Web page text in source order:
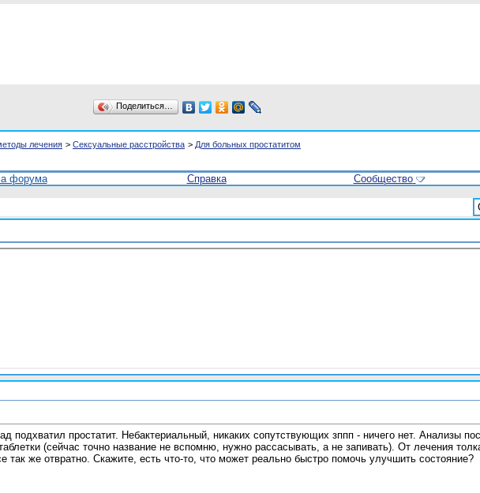
Поделиться…
лечения > Сексуальные расстройства > Для больных простатитом
форума Справка Сообщество
подхватил простатит. Небактериальный, никаких сопутствующих зппп - ничего нет. Анализы
(сейчас точно название не вспомню, нужно рассасывать, а не запивать). От лечения
так же отвратно. Скажите, есть что-то, что может реально быстро помочь улучшить состояние?